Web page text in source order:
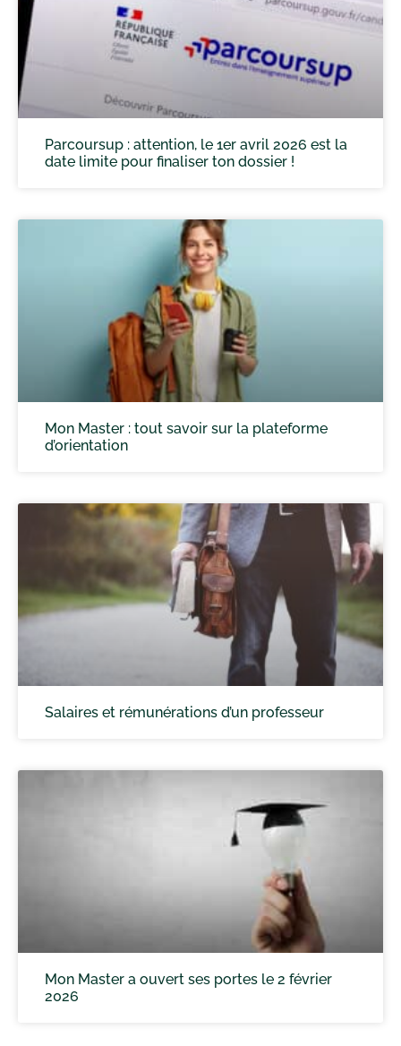
Parcoursup : attention, le 1er avril 2026 est la
date limite pour finaliser ton dossier !
Mon Master : tout savoir sur la plateforme
d’orientation
Salaires et rémunérations d’un professeur
Mon Master a ouvert ses portes le 2 février
2026